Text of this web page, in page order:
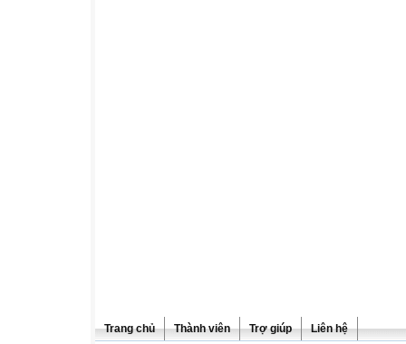
Trang chủ Thành viên Trợ giúp Liên hệ